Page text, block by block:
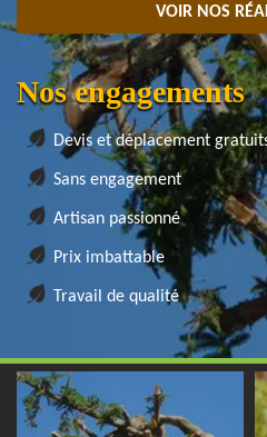
VOIR NOS
Nos engagements
Devis et déplacement
Sans engagement
Artisan passionné
Prix imbattable
Travail de qualité